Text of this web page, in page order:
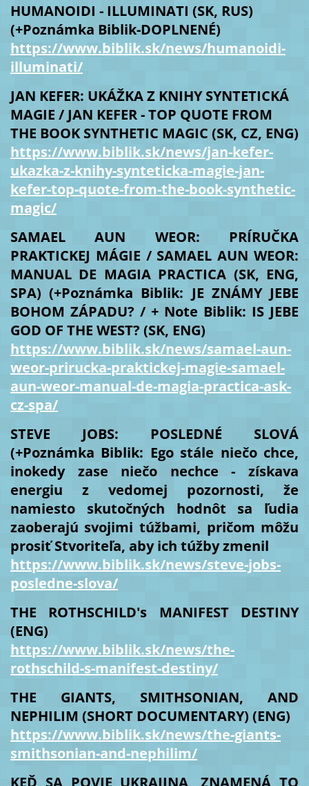
HUMANOIDI - ILLUMINATI (SK, RUS)
(+Poznámka Biblik-DOPLNENÉ)
https://www.biblik.sk/news/humanoidi-
illuminati/
JAN KEFER: UKÁŽKA Z KNIHY SYNTETICKÁ
MAGIE / JAN KEFER - TOP QUOTE FROM
THE BOOK SYNTHETIC MAGIC (SK, CZ, ENG)
https://www.biblik.sk/news/jan-kefer-
ukazka-z-knihy-synteticka-magie-jan-
kefer-top-quote-from-the-book-synthetic-
magic/
SAMAEL AUN WEOR: PRÍRUČKA
PRAKTICKEJ MÁGIE / SAMAEL AUN WEOR:
MANUAL DE MAGIA PRACTICA (SK, ENG,
SPA) (+Poznámka Biblik: JE ZNÁMY JEBE
BOHOM ZÁPADU? / + Note Biblik: IS JEBE
GOD OF THE WEST? (SK, ENG)
https://www.biblik.sk/news/samael-aun-
weor-prirucka-praktickej-magie-samael-
aun-weor-manual-de-magia-practica-ask-
cz-spa/
STEVE JOBS: POSLEDNÉ SLOVÁ
(+Poznámka Biblik: Ego stále niečo chce,
inokedy zase niečo nechce - získava
energiu z vedomej pozornosti, že
namiesto skutočných hodnôt sa ľudia
zaoberajú svojimi túžbami, pričom môžu
prosiť Stvoriteľa, aby ich túžby zmenil
https://www.biblik.sk/news/steve-jobs-
posledne-slova/
THE ROTHSCHILD's MANIFEST DESTINY
(ENG)
https://www.biblik.sk/news/the-
rothschild-s-manifest-destiny/
THE GIANTS, SMITHSONIAN, AND
NEPHILIM (SHORT DOCUMENTARY) (ENG)
https://www.biblik.sk/news/the-giants-
smithsonian-and-nephilim/
KEĎ SA POVIE UKRAJINA, ZNAMENÁ TO